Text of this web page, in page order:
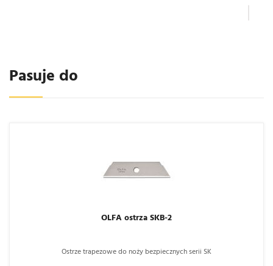
Pasuje do
OLFA ostrza SKB-2
Ostrze trapezowe do noży bezpiecznych serii SK